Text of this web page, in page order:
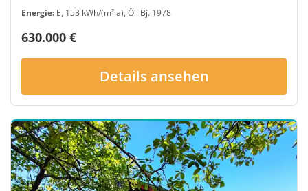
Energie: E, 153 kWh/(m²·a), Öl, Bj. 1978
630.000 €
Details ansehen